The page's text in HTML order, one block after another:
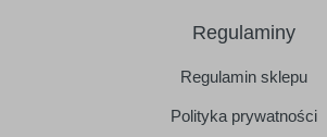
Regulaminy
Regulamin sklepu
Polityka prywatności